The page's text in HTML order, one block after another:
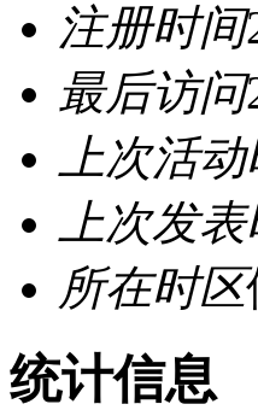
注册时间
最后访问
上次活
上次发
所在时区
统计信息